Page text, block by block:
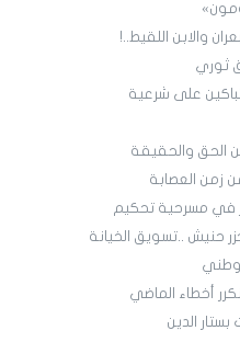
والابن اللقيط..!
ثوري
على شرعية
الحق والحقيقة
زمن العصابة
في مسرحية تحكيم
حنيش ..تسويق الخيانة
وطني
أخطاء الماضي
بستار الدين